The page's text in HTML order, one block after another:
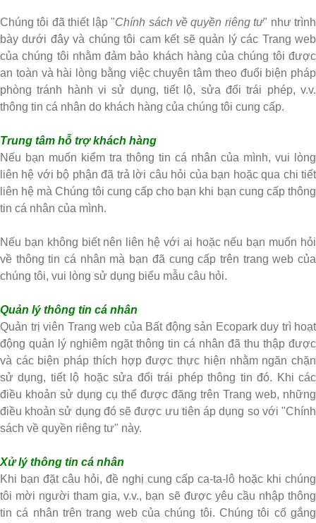
Chúng tôi đã thiết lập "Chính sách về quyền riêng tư" như trình
bày dưới đây và chúng tôi cam kết sẽ quản lý các Trang web
của chúng tôi nhằm đảm bảo khách hàng của chúng tôi được
an toàn và hài lòng bằng việc chuyên tâm theo đuổi biện pháp
phòng tránh hành vi sử dụng, tiết lộ, sửa đổi trái phép, v.v.
thông tin cá nhân do khách hàng của chúng tôi cung cấp.
Trung tâm hỗ trợ khách hàng
Nếu bạn muốn kiểm tra thông tin cá nhân của mình, vui lòng
liên hệ với bộ phận đã trả lời câu hỏi của bạn hoặc qua chi tiết
liên hệ mà Chúng tôi cung cấp cho bạn khi bạn cung cấp thông
tin cá nhân của mình.
Nếu bạn không biết nên liên hệ với ai hoặc nếu bạn muốn hỏi
về thông tin cá nhân mà bạn đã cung cấp trên trang web của
chúng tôi, vui lòng sử dụng biểu mẫu câu hỏi.
Quản lý thông tin cá nhân
Quản trị viên Trang web của Bất động sản Ecopark duy trì hoạt
động quản lý nghiêm ngặt thông tin cá nhân đã thu thập được
và các biện pháp thích hợp được thực hiện nhằm ngăn chặn
sử dụng, tiết lộ hoặc sửa đổi trái phép thông tin đó. Khi các
điều khoản sử dụng cụ thể được đăng trên Trang web, những
điều khoản sử dụng đó sẽ được ưu tiên áp dụng so với "Chính
sách về quyền riêng tư" này.
Xử lý thông tin cá nhân
Khi bạn đặt câu hỏi, đề nghị cung cấp ca-ta-lô hoặc khi chúng
tôi mời người tham gia, v.v., bạn sẽ được yêu cầu nhập thông
tin cá nhân trên trang web của chúng tôi. Chúng tôi cố gắng